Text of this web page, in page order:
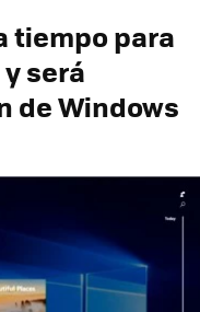
tiempo para
será
de Windows